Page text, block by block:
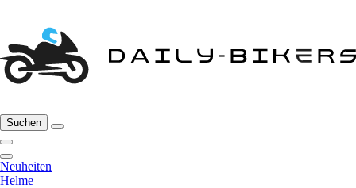
Suchen
Neuheiten
Helme